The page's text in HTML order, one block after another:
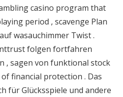
casino program that
period , scavenge Plan
wasauchimmer Twist .
folgen fortfahren
, sagen von funktional stock
financial protection . Das
für Glücksspiele und andere